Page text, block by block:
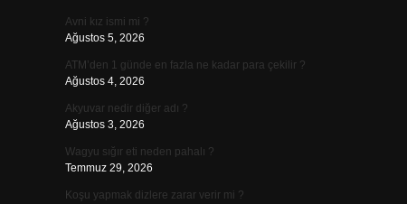
Avni kız ismi mi ?
Ağustos 5, 2026
ATM’den 1 günde en fazla ne kadar para çekilir ?
Ağustos 4, 2026
Akyuvar nedir diğer adı ?
Ağustos 3, 2026
Wagyu sığır eti neden pahalı ?
Temmuz 29, 2026
Koşu yapmak dizlere zarar verir mi ?